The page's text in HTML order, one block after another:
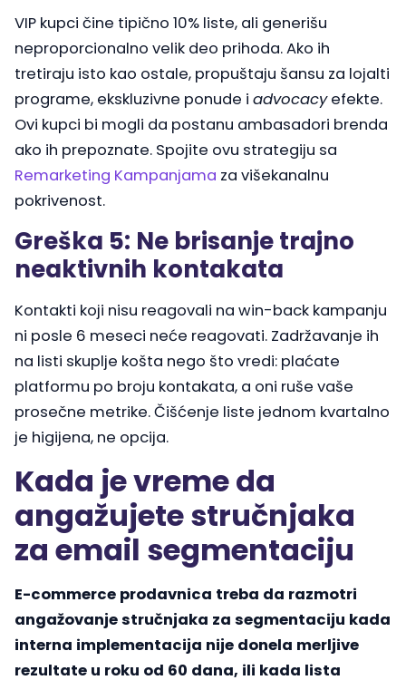
VIP kupci čine tipično 10% liste, ali generišu
neproporcionalno velik deo prihoda. Ako ih
tretiraju isto kao ostale, propuštaju šansu za lojalti
programe, ekskluzivne ponude i advocacyefekte.
Ovi kupci bi mogli da postanu ambasadori brenda
ako ih prepoznate. Spojite ovu strategiju sa
Remarketing Kampanjama za višekanalnu
pokrivenost.
Greška 5: Ne brisanje trajno
neaktivnih kontakata
Kontakti koji nisu reagovali na win-back kampanju
ni posle 6 meseci neće reagovati. Zadržavanje ih
na listi skuplje košta nego što vredi: plaćate
platformu po broju kontakata, a oni ruše vaše
prosečne metrike. Čišćenje liste jednom kvartalno
je higijena, ne opcija.
Kada je vreme da
angažujete stručnjaka
za email segmentaciju
E-commerce prodavnica treba da razmotri
angažovanje stručnjaka za segmentaciju kada
interna implementacija nije donela merljive
rezultate u roku od 60 dana, ili kada lista